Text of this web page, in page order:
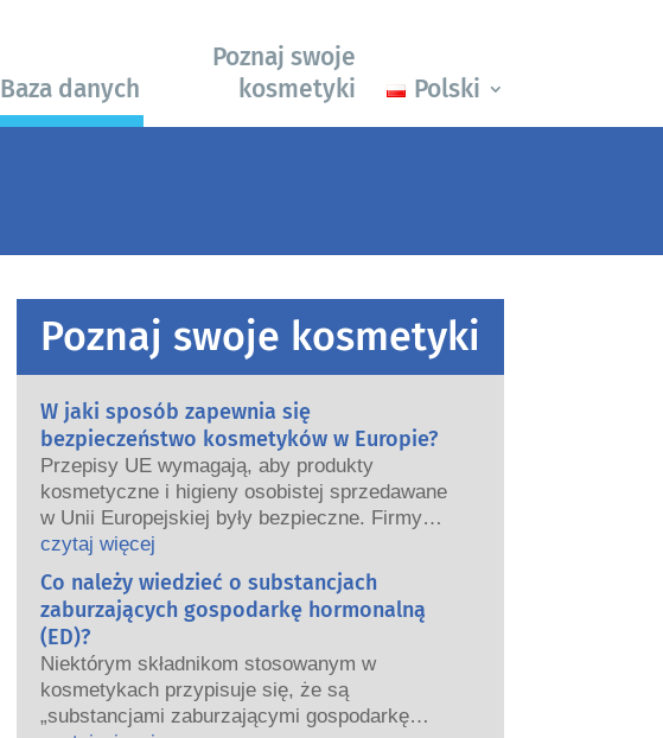
Baza danych
Poznaj swoje
kosmetyki
Polski
Poznaj swoje kosmetyki
W jaki sposób zapewnia się
bezpieczeństwo kosmetyków w Europie?
Przepisy UE wymagają, aby produkty
kosmetyczne i higieny osobistej sprzedawane
w Unii Europejskiej były bezpieczne. Firmy
oraz krajowe i europejskie organy regulacyjne
wspólnie ponoszą odpowiedzialność za
bezpieczeństwo produktów kosmetycznych.
czytaj więcej
Co należy wiedzieć o substancjach
zaburzających gospodarkę hormonalną
(ED)?
Niektórym składnikom stosowanym w
kosmetykach przypisuje się, że są
„substancjami zaburzającymi gospodarkę